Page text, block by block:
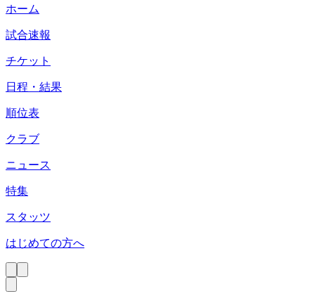
ホーム
試合速報
チケット
日程・結果
順位表
クラブ
ニュース
特集
スタッツ
はじめての方へ